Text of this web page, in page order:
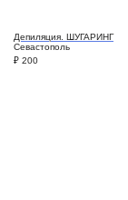
Депиляция. ШУГАРИНГ
Севастополь
₽ 200